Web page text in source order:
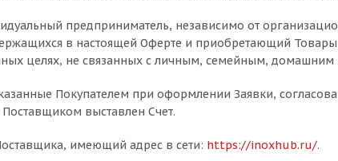
предприниматель, независимо от
в настоящей Оферте и приобретающий Товары
целях, не связанных с личным, семейным,
Покупателем при оформлении Заявки,
выставлен Счет.
имеющий адрес в сети: https://inoxhub.ru/.